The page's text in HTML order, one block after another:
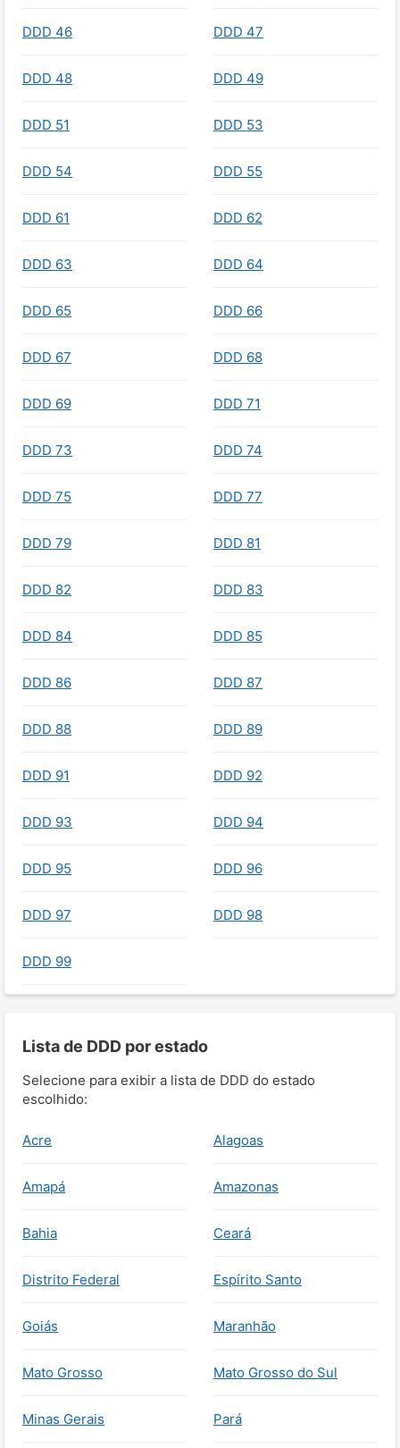
DDD 46 DDD 47
DDD 48 DDD 49
DDD 51 DDD 53
DDD 54 DDD 55
DDD 61 DDD 62
DDD 63 DDD 64
DDD 65 DDD 66
DDD 67 DDD 68
DDD 69 DDD 71
DDD 73 DDD 74
DDD 75 DDD 77
DDD 79 DDD 81
DDD 82 DDD 83
DDD 84 DDD 85
DDD 86 DDD 87
DDD 88 DDD 89
DDD 91 DDD 92
DDD 93 DDD 94
DDD 95 DDD 96
DDD 97 DDD 98
DDD 99
Lista de DDD por estado
Selecione para exibir a lista de DDD do estado
escolhido:
Acre Alagoas
Amapá Amazonas
Bahia Ceará
Distrito Federal Espírito Santo
Goiás Maranhão
Mato Grosso Mato Grosso do Sul
Minas Gerais Pará